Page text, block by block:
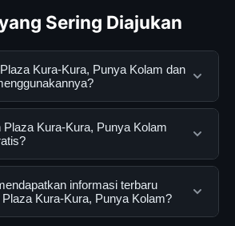
Sering Diajukan
Kura-Kura, Punya Kolam dan
Kura, Punya Kolam adalah layanan
untuk membantu pengguna
lengkap dan terpercaya. Anda
dengan mengunjungi situs
panduan yang tersedia.
Plaza Kura-Kura, Punya Kolam
Kura-Kura, Punya Kolam dapat
oleh semua pengguna. Tidak ada
atau langganan yang diperlukan
informasi terbaru
Kura-Kura, Punya Kolam?